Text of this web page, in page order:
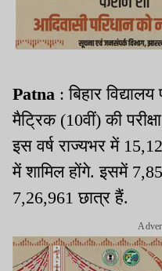
Patna : बिहार
मैट्रिक (10वीं) की
इस वर्ष राज्यभर में
में शामिल होंगे. इसमें
7,26,961 छात्र हैं.